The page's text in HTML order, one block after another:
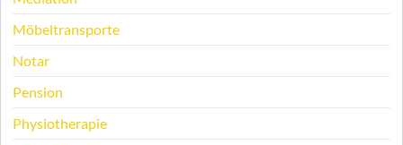
Möbeltransporte
Notar
Pension
Physiotherapie